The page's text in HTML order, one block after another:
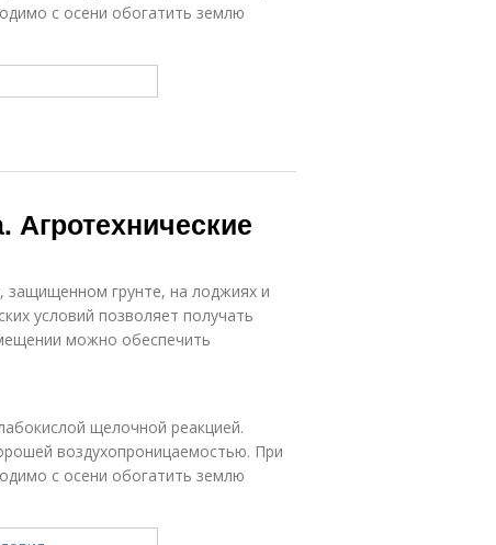
с осени обогатить землю
грунте, на лоджиях и
условий позволяет получать
можно обеспечить
щелочной реакцией.
воздухопроницаемостью. При
с осени обогатить землю